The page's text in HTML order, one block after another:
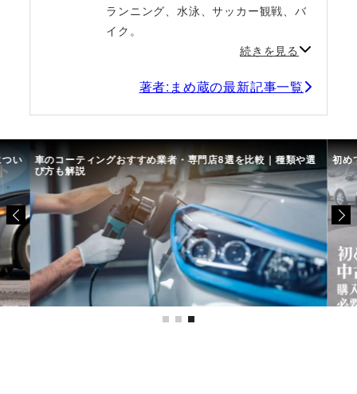
ランニング、水泳、サッカー観戦、バ
イク。
続きを見る
著者:まめ蔵の最新記事一覧
い 車のコーティングおすすめ業者・専門店8選を比較｜種類や選
び方も解説
初め